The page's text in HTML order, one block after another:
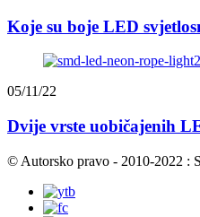
Koje su boje LED
05/11/22
Dvije vrste uobičajenih
© Autorsko pravo - 2010-2022 :